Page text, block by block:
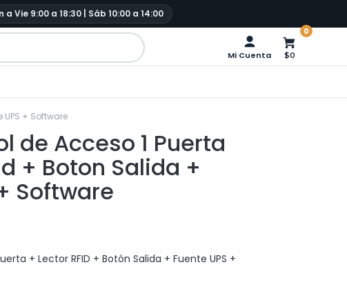
a Vie 9:00 a 18:30 | Sáb 10:00 a 14:00
Mi Cuenta
0
$0
UPS + Software
de Acceso 1 Puerta
+ Boton Salida +
Software
+ Lector RFID + Botón Salida + Fuente UPS +